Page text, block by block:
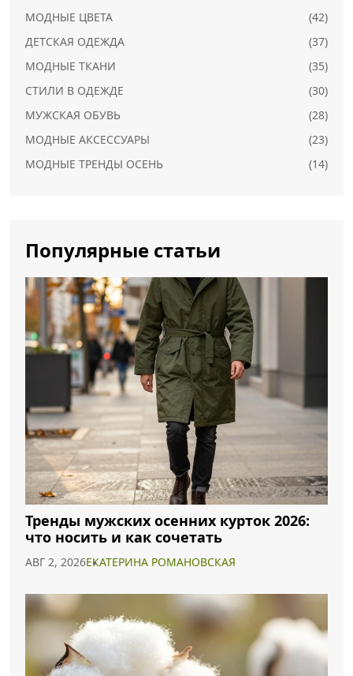
МОДНЫЕ ЦВЕТА
(42)
ДЕТСКАЯ ОДЕЖДА
(37)
МОДНЫЕ ТКАНИ
(35)
СТИЛИ В ОДЕЖДЕ
(30)
МУЖСКАЯ ОБУВЬ
(28)
МОДНЫЕ АКСЕССУАРЫ
(23)
МОДНЫЕ ТРЕНДЫ ОСЕНЬ
(14)
Популярные статьи
Тренды мужских осенних курток 2026:
что носить и как сочетать
АВГ 2, 2026ЕКАТЕРИНА РОМАНОВСКАЯ